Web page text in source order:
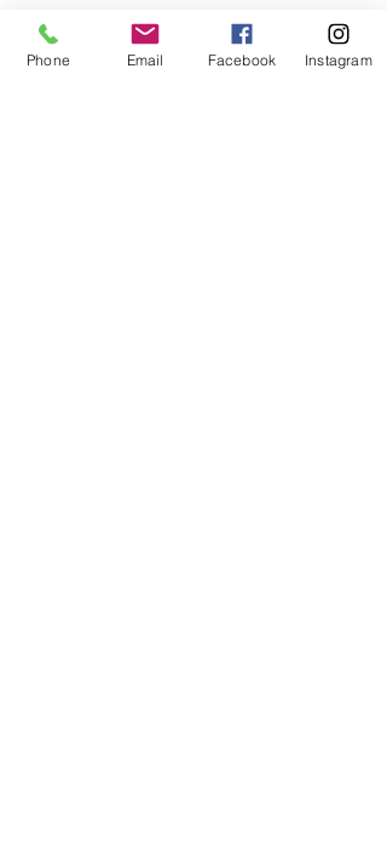
Verkauf beendet
Phone Email Facebook Instagram